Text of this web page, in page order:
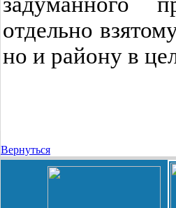
отдельно
но и району в
Вернуться